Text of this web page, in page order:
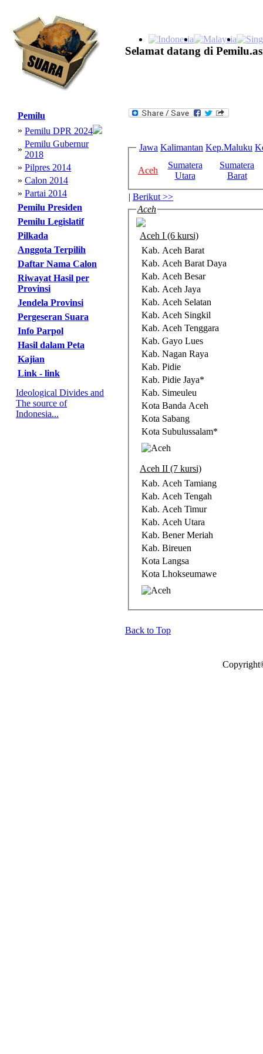
Selamat datang di
Pemilu
» Pemilu DPR 2024
»
Pemilu Gubernur
2018
» Pilpres 2014
» Calon 2014
» Partai 2014
Pemilu Presiden
Pemilu Legislatif
Pilkada
Anggota Terpilih
Daftar Nama Calon
Riwayat Hasil per
Provinsi
Jendela Provinsi
Pergeseran Suara
Info Parpol
Hasil dalam Peta
Kajian
Link - link
Ideological Divides and
The source of
Indonesia...
Jawa Kalimantan Kep.Maluku
Aceh
Sumatera
Utara
Sumatera
Barat
| Berikut >>
Aceh
Aceh I (6 kursi)
Kab. Aceh Barat
Kab. Aceh Barat Daya
Kab. Aceh Besar
Kab. Aceh Jaya
Kab. Aceh Selatan
Kab. Aceh Singkil
Kab. Aceh Tenggara
Kab. Gayo Lues
Kab. Nagan Raya
Kab. Pidie
Kab. Pidie Jaya*
Kab. Simeuleu
Kota Banda Aceh
Kota Sabang
Kota Subulussalam*
Aceh II (7 kursi)
Kab. Aceh Tamiang
Kab. Aceh Tengah
Kab. Aceh Timur
Kab. Aceh Utara
Kab. Bener Meriah
Kab. Bireuen
Kota Langsa
Kota Lhokseumawe
Back to Top